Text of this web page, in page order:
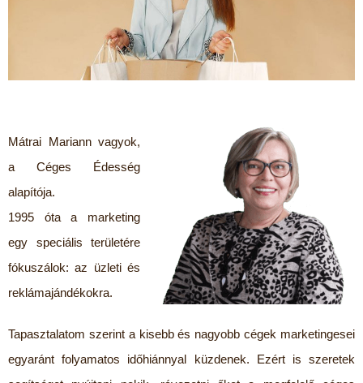
Mátrai Mariann vagyok,
a Céges Édesség
alapítója.
1995 óta a marketing
egy speciális területére
fókuszálok: az üzleti és
reklámajándékokra.
Tapasztalatom szerint a kisebb és nagyobb cégek marketingesei
egyaránt folyamatos időhiánnyal küzdenek. Ezért is szeretek